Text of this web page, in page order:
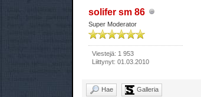
solifer sm 86
Super Moderator
Viestejä: 1 953
Liittynyt: 01.03.2010
Hae Galleria